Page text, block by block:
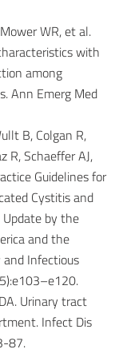
WR, et al.
with
among
Ann Emerg Med
B, Colgan R,
R, Schaeffer AJ,
Guidelines for
Cystitis and
by the
and the
and Infectious
Urinary tract
Infect Dis
87.